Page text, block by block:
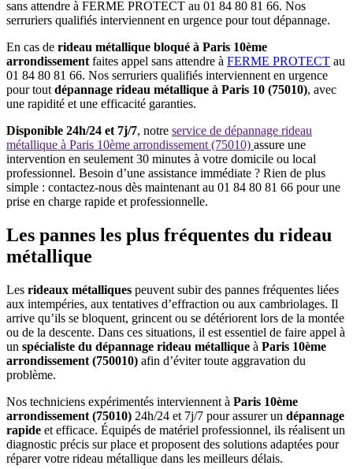
sans attendre à FERME PROTECT au 01 84 80 81 66. Nos
serruriers qualifiés interviennent en urgence pour tout dépannage.
En cas de rideau métallique bloqué à Paris 10ème
arrondissement faites appel sans attendre à FERME PROTECT au
01 84 80 81 66. Nos serruriers qualifiés interviennent en urgence
pour tout dépannage rideau métallique à Paris 10 (75010), avec
une rapidité et une efficacité garanties.
Disponible 24h/24 et 7j/7, notre service de dépannage rideau
métallique à Paris 10ème arrondissement (75010) assure une
intervention en seulement 30 minutes à votre domicile ou local
professionnel. Besoin d’une assistance immédiate ? Rien de plus
simple : contactez-nous dès maintenant au 01 84 80 81 66 pour une
prise en charge rapide et professionnelle.
Les pannes les plus fréquentes du rideau
métallique
Les rideaux métalliques peuvent subir des pannes fréquentes liées
aux intempéries, aux tentatives d’effraction ou aux cambriolages. Il
arrive qu’ils se bloquent, grincent ou se détériorent lors de la montée
ou de la descente. Dans ces situations, il est essentiel de faire appel à
un spécialiste du dépannage rideau métallique à Paris 10ème
arrondissement (750010) afin d’éviter toute aggravation du
problème.
Nos techniciens expérimentés interviennent à Paris 10ème
arrondissement (75010) 24h/24 et 7j/7 pour assurer un dépannage
rapide et efficace. Équipés de matériel professionnel, ils réalisent un
diagnostic précis sur place et proposent des solutions adaptées pour
réparer votre rideau métallique dans les meilleurs délais.